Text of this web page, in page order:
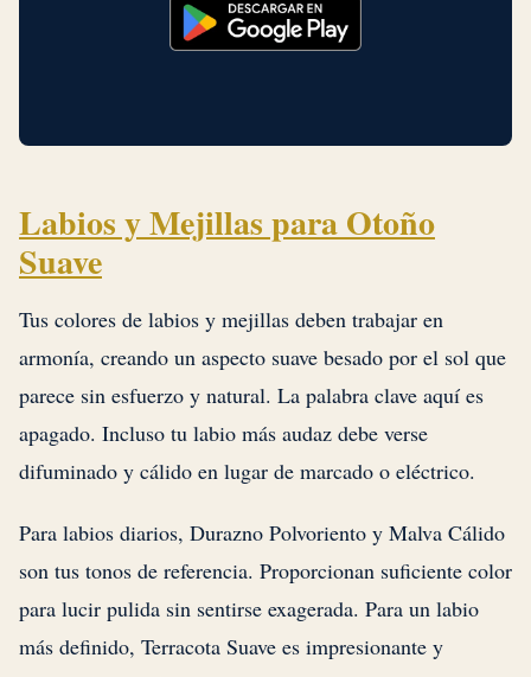
Labios y Mejillas para Otoño
Suave
Tus colores de labios y mejillas deben trabajar en
armonía, creando un aspecto suave besado por el sol que
parece sin esfuerzo y natural. La palabra clave aquí es
apagado. Incluso tu labio más audaz debe verse
difuminado y cálido en lugar de marcado o eléctrico.
Para labios diarios, Durazno Polvoriento y Malva Cálido
son tus tonos de referencia. Proporcionan suficiente color
para lucir pulida sin sentirse exagerada. Para un labio
más definido, Terracota Suave es impresionante y